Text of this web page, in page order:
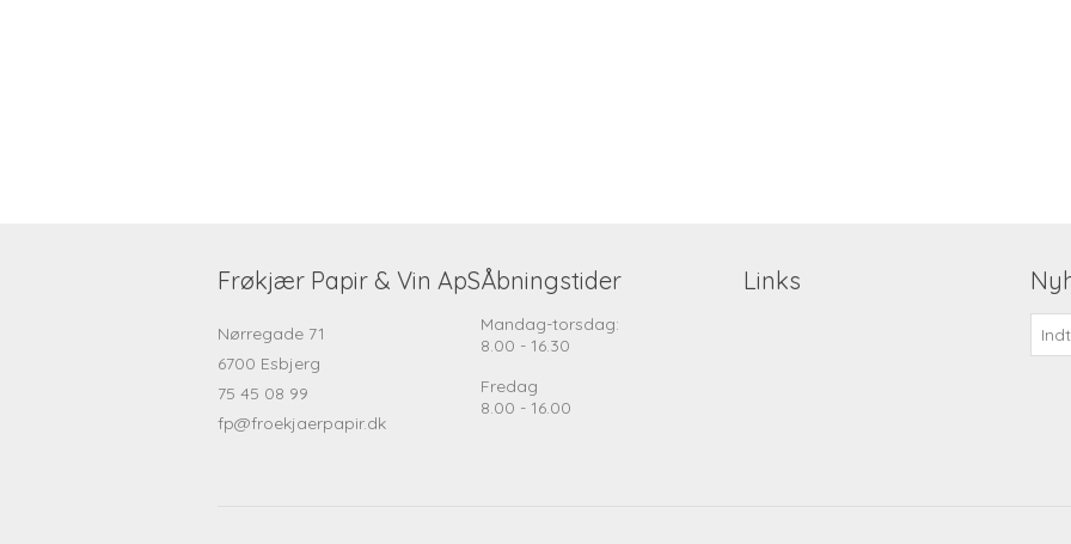
Frøkjær Papir & Vin ApS
Nørregade 71
6700 Esbjerg
75 45 08 99
fp@froekjaerpapir.dk
Åbningstider
Mandag-torsdag:
8.00 - 16.30
Fredag
8.00 - 16.00
Links